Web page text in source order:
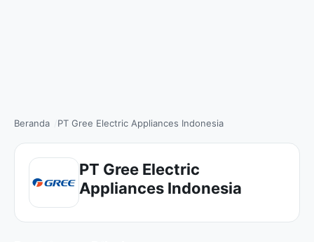
Beranda PT Gree Electric Appliances Indonesia
PT Gree Electric
Appliances Indonesia